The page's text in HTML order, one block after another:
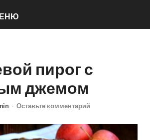
пирог с
джемом
- Оставьте комментарий